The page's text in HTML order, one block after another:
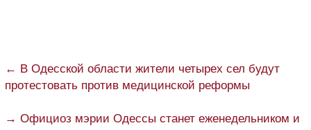
← В Одесской области жители четырех сел будут
протестовать против медицинской реформы
→ Официоз мэрии Одессы станет еженедельником и